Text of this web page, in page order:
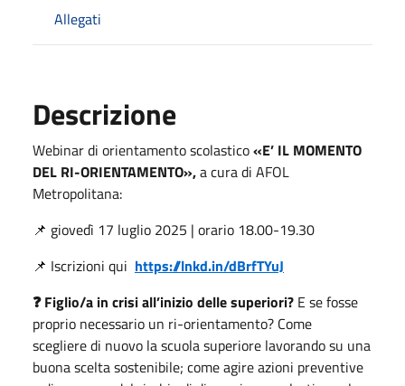
Allegati
Descrizione
Webinar di orientamento scolastico«E’ IL MOMENTO
DEL RI-ORIENTAMENTO»,a cura di AFOL
Metropolitana:
📌 giovedì 17 luglio 2025 | orario 18.00-19.30
📌 Iscrizioni qui https://lnkd.in/dBrfTYuJ
❓Figlio/a in crisi all’inizio delle superiori? E se fosse
proprio necessario un ri-orientamento? Come
scegliere di nuovo la scuola superiore lavorando su una
buona scelta sostenibile; come agire azioni preventive